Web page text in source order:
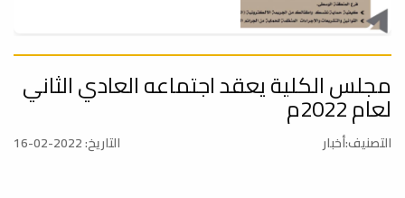
ورشة عمل
تعلن كلية الآداب اعتزامها إقامة ورشة عمل
مجلس الكلية يعقد اجتماعه العادي الثاني
لعام 2022م
التصنيف:أخبار التاريخ: 2022-02-16